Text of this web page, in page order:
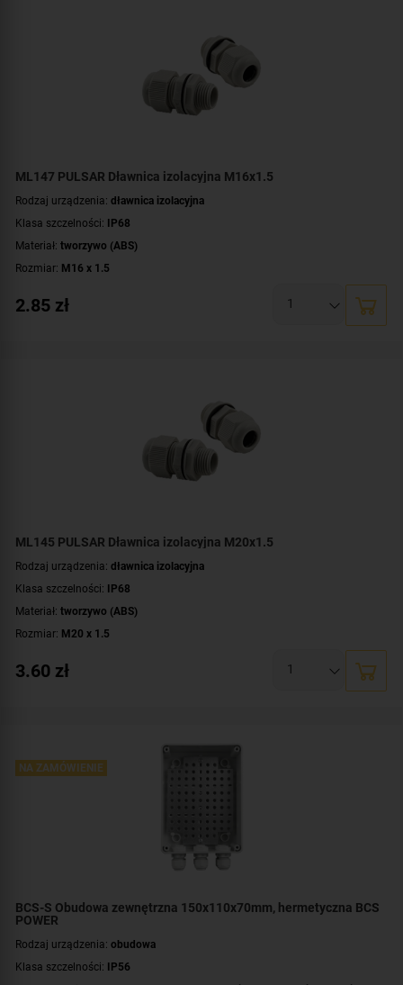
ML147 PULSAR Dławnica izolacyjna M16x1.5
Rodzaj urządzenia: dławnica izolacyjna
Klasa szczelności: IP68
Materiał: tworzywo (ABS)
Rozmiar: M16 x 1.5
2.85 zł
ML145 PULSAR Dławnica izolacyjna M20x1.5
Rodzaj urządzenia: dławnica izolacyjna
Klasa szczelności: IP68
Materiał: tworzywo (ABS)
Rozmiar: M20 x 1.5
3.60 zł
BCS-S Obudowa zewnętrzna 150x110x70mm, hermetyczna BCS
POWER
NA ZAMÓWIENIE
Rodzaj urządzenia: obudowa
Klasa szczelności: IP56